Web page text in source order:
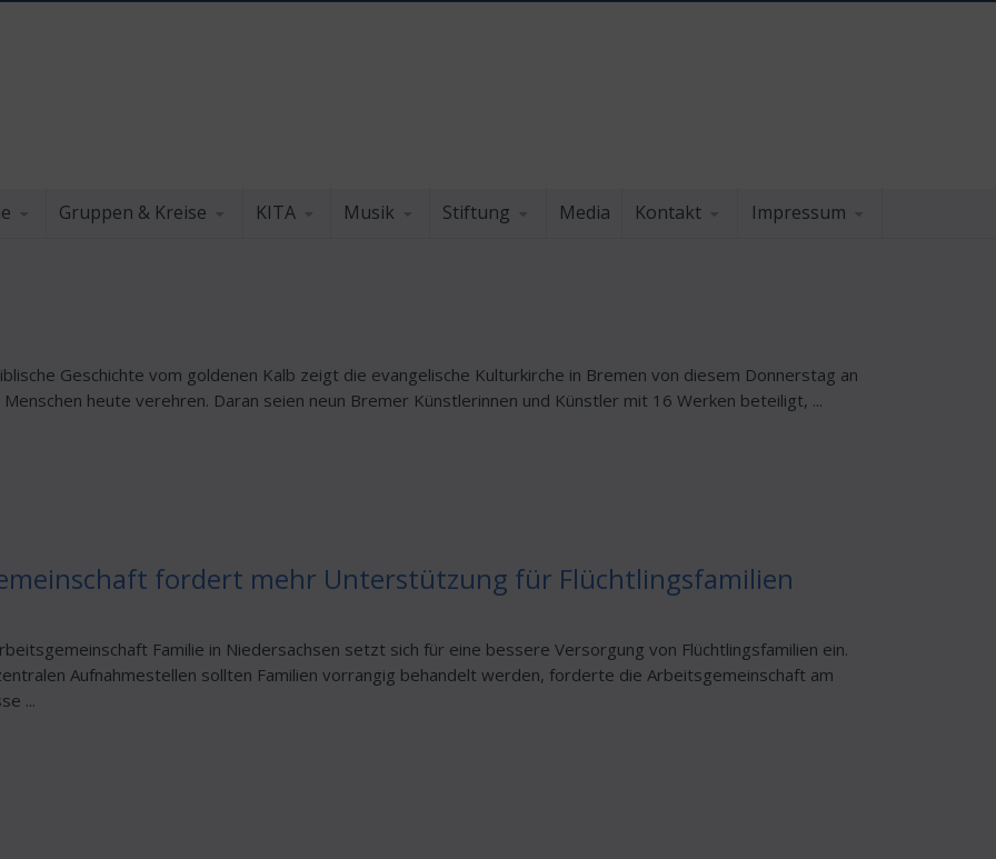
Gruppen & Kreise KITA Musik Stiftung Media Kontakt Impressum
Geschichte vom goldenen Kalb zeigt die evangelische Kulturkirche in Bremen von diesem Donnerstag an
heute verehren. Daran seien neun Bremer Künstlerinnen und Künstler mit 16 Werken beteiligt, ...
fordert mehr Unterstützung für Flüchtlingsfamilien
Familie in Niedersachsen setzt sich für eine bessere Versorgung von Flüchtlingsfamilien ein.
Aufnahmestellen sollten Familien vorrangig behandelt werden, forderte die Arbeitsgemeinschaft am
...